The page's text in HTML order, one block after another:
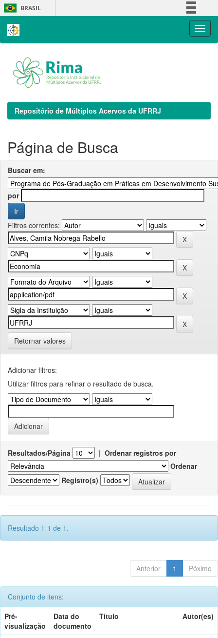
Skip
navigation
BRASIL
Repositório de Múltiplos Acervos da UFRRJ
Página de Busca
Buscar em:
por
Filtros correntes:
Retornar valores
Adicionar filtros:
Utilizar filtros para refinar o resultado de busca.
Resultados/Página | Ordenar registros por
Ordenar
Registro(s)
Resultado 1-1 de 1.
Anterior 1 Póximo
Conjunto de itens:
Pré-
visualização
Data do
documento
Título Autor(es)